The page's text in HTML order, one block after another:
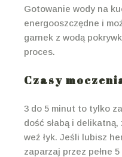
Gotowanie wody na
energooszczędne i
garnek z wodą
proces.
Czasy
3 do 5 minut to tylko
dość słabą i
weź łyk. Jeśli lubisz
zaparzaj przez pełne